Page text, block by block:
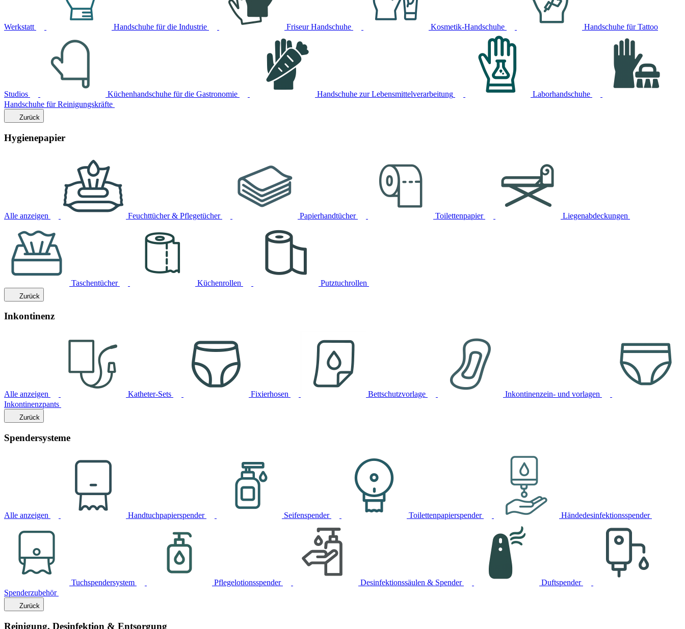
Werkstatt Handschuhe für die Industrie Friseur Handschuhe Kosmetik-Handschuhe Handschuhe für Tattoo
Studios Küchenhandschuhe für die Gastronomie Handschuhe zur Lebensmittelverarbeitung
Laborhandschuhe
Handschuhe für Reinigungskräfte
Zurück
Hygienepapier
Alle anzeigen Feuchttücher & Pflegetücher Papierhandtücher Toilettenpapier Liegenabdeckungen
Taschentücher Küchenrollen Putztuchrollen
Zurück
Inkontinenz
Alle anzeigen Katheter-Sets Fixierhosen Bettschutzvorlage
Inkontinenzein- und vorlagen
Inkontinenzpants
Zurück
Spendersysteme
Alle anzeigen Handtuchpapierspender Seifenspender Toilettenpapierspender Händedesinfektionsspender
Tuchspendersystem Pflegelotionsspender Desinfektionssäulen & Spender
Duftspender
Spenderzubehör
Zurück
Reinigung, Desinfektion & Entsorgung